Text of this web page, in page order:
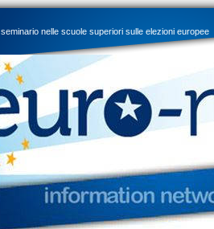
nelle scuole superiori sulle elezioni europee